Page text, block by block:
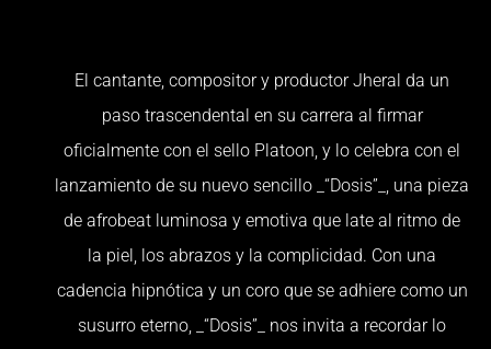
El cantante, compositor y productor Jheral da un
paso trascendental en su carrera al firmar
oficialmente con el sello Platoon, y lo celebra con el
lanzamiento de su nuevo sencillo _“Dosis”_, una pieza
de afrobeat luminosa y emotiva que late al ritmo de
la piel, los abrazos y la complicidad. Con una
cadencia hipnótica y un coro que se adhiere como un
susurro eterno, _“Dosis”_ nos invita a recordar lo